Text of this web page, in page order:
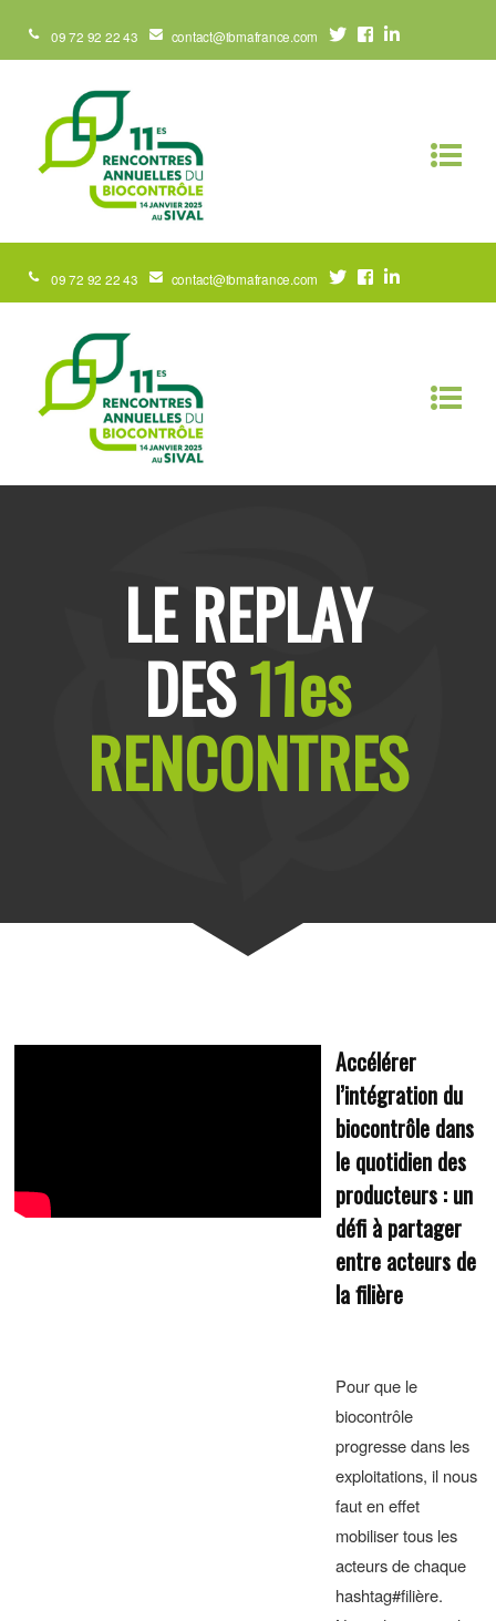
09 72 92 22 43 contact@ibmafrance.com
09 72 92 22 43 contact@ibmafrance.com
LE REPLAY
DES11es
RENCONTRES
Accélérer
l’intégration du
biocontrôle dans
le quotidien des
producteurs : un
défi à partager
entre acteurs de
la filière
Pour que le
biocontrôle
progresse dans les
exploitations, il nous
faut en effet
mobiliser tous les
acteurs de chaque
hashtag#filière.